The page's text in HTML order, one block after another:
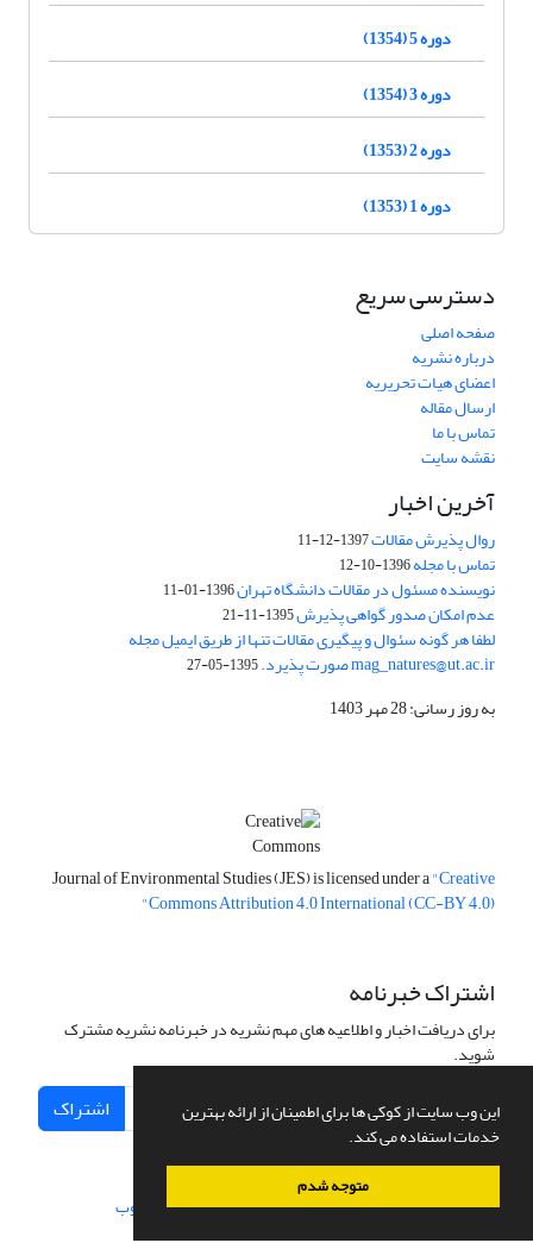
این وب سایت از کوکی ها برای اطمینان از ارائه بهترین
خدمات استفاده می کند.
متوجه شدم
دوره 5 (1354)
دوره 3 (1354)
دوره 2 (1353)
دوره 1 (1353)
دسترسی سریع
صفحه اصلی
درباره نشریه
اعضای هیات تحریریه
ارسال مقاله
تماس با ما
نقشه سایت
آخرین اخبار
روال پذیرش مقالات1397-12-11
تماس با مجله1396-10-12
نویسنده مسئول در مقالات دانشگاه تهران1396-01-11
عدم امکان صدور گواهی پذیرش1395-11-21
لطفا هر گونه سئوال و پیگیری مقالات تنها از طریق ایمیل مجله
mag_natures@ut.ac.ir صورت پذیرد. 1395-05-27
به روز رسانی: 28 مهر 1403
Journal of Environmental Studies (JES) is licensed under a"Creative
Commons Attribution 4.0 International (CC-BY 4.0)"
اشتراک خبرنامه
برای دریافت اخبار و اطلاعیه های مهم نشریه در خبرنامه نشریه مشترک
شوید.
اشتراک
سامانه مدیریت نشریات علمی.طراحی و پیاده سازی از سیناوب